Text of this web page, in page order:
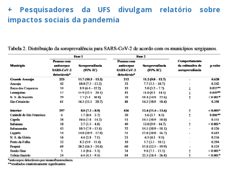
+ Pesquisadores da UFS divulgam relatório sobre
impactos sociais da pandemia